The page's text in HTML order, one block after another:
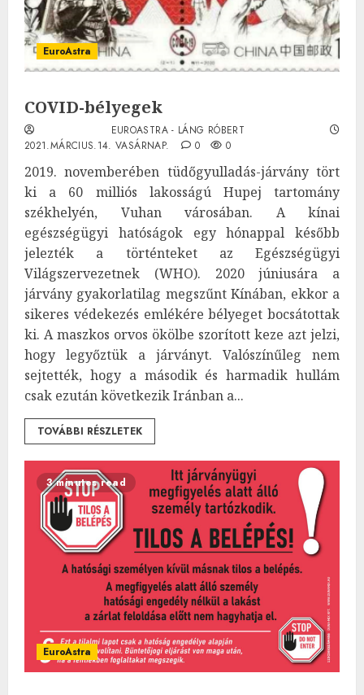
EuroAstra
COVID-bélyegek
EUROASTRA - LÁNG RÓBERT
2021.MÁRCIUS.14. VASÁRNAP.
0 0
2019. novemberében tüdőgyulladás-járvány tört
ki a 60 milliós lakosságú Hupej tartomány
székhelyén, Vuhan városában. A kínai
egészségügyi hatóságok egy hónappal később
jelezték a történteket az Egészségügyi
Világszervezetnek (WHO). 2020 júniusára a
járvány gyakorlatilag megszűnt Kínában, ekkor a
sikeres védekezés emlékére bélyeget bocsátottak
ki. A maszkos orvos ökölbe szorított keze azt jelzi,
hogy legyőztük a járványt. Valószínűleg nem
sejtették, hogy a második és harmadik hullám
csak ezután következik Iránban a...
TOVÁBBI RÉSZLETEK
3 minutes read
EuroAstra